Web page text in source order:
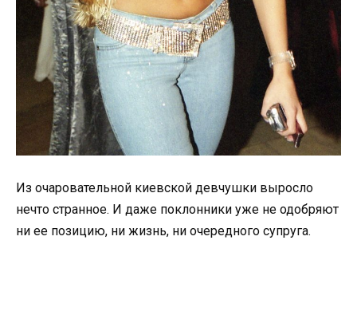
Из очаровательной киевской девчушки выросло
нечто странное. И даже поклонники уже не одобряют
ни ее позицию, ни жизнь, ни очередного супруга.